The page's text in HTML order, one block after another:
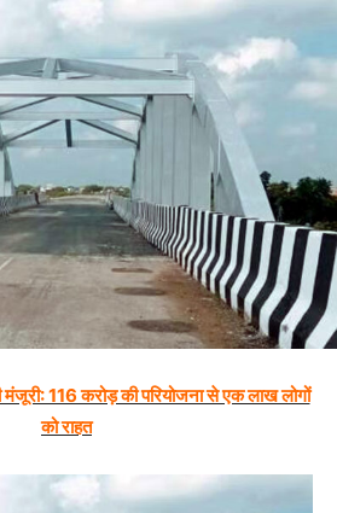
116 करोड़ की परियोजना से एक लाख लोगों
को राहत